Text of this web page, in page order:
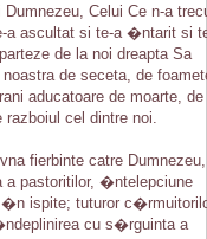
Celui Ce n-a
a ascultat si te-a �ntarit si
de la noi dreapta Sa
de seceta, de
aducatoare de moarte, de
razboiul cel dintre noi.
fierbinte catre Dumnezeu,
a pastoritilor, �ntelepciune
ispite; tuturor
cu s�rguinta a